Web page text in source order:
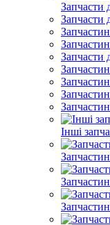
Запчасти
Запчасти
Інші